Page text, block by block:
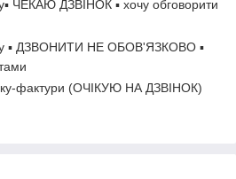
ЧЕКАЮ ДЗВІНОК ▪ хочу обговорити
▪ ДЗВОНИТИ НЕ ОБОВ'ЯЗКОВО ▪
фактури (ОЧІКУЮ НА ДЗВІНОК)